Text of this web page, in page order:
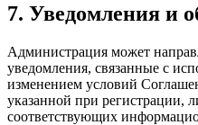
7. Уведомления и
Администрация может
уведомления, связанные с
изменением условий
указанной при регистрации,
соответствующих